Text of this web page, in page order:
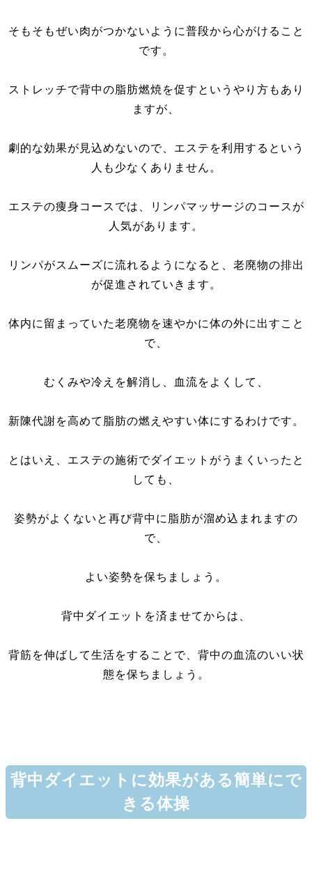
そもそもぜい肉がつかないように普段から心がけること
です。
ストレッチで背中の脂肪燃焼を促すというやり方もあり
ますが、
劇的な効果が見込めないので、エステを利用するという
人も少なくありません。
エステの痩身コースでは、リンパマッサージのコースが
人気があります。
リンパがスムーズに流れるようになると、老廃物の排出
が促進されていきます。
体内に留まっていた老廃物を速やかに体の外に出すこと
で、
むくみや冷えを解消し、血流をよくして、
新陳代謝を高めて脂肪の燃えやすい体にするわけです。
とはいえ、エステの施術でダイエットがうまくいったと
しても、
姿勢がよくないと再び背中に脂肪が溜め込まれますの
で、
よい姿勢を保ちましょう。
背中ダイエットを済ませてからは、
背筋を伸ばして生活をすることで、背中の血流のいい状
態を保ちましょう。
背中ダイエットに効果がある簡単にで
きる体操